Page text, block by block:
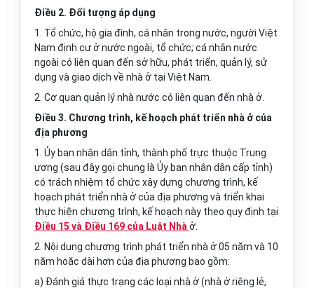
Điều 2. Đối tượng áp dụng
1
. Tổ chức, hộ gia đình, cá nhân trong nước, người Việt
Nam định cư ở nước ngoài, tổ chức; cá nhân nước
ngoài có liên quan đến sở hữu, phát triển, quản lý, sử
dụng và giao dịch về nhà ở tại Việt Nam.
2. Cơ quan quản l ýnhà nước có liên quan đến nhà ở.
Điều 3. Chương trình, kế hoạch phát triển nhà ở của
địa phương
1. Ủy ban nhân dân tỉnh, thành phố trực thuộc Trung
ương (sau đây gọi chung là Ủy ban nhân dân cấp tỉnh)
có trách nhiệm tổ chức xây dựng chương trình, kế
hoạch phát triển nhà ở của địa phương và triển khai
thực hiện chương trình, kế hoạch này theo quy định tại
Điều 15 và Điều 169 của Luật Nhà ở
2. Nội dung chương trình phát triển nhà ở 05 năm và 10
năm hoặc dài hơn của địa phương bao gồm:
a) Đánh giá thực trạng các loại nhà ở(nhà ở riêng lẻ,